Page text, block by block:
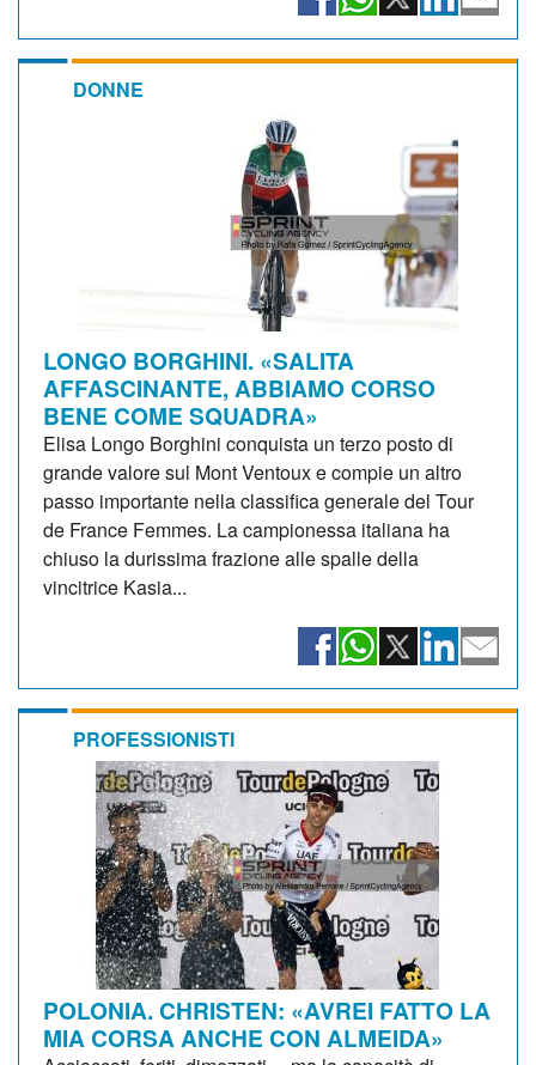
DONNE
LONGO BORGHINI. «SALITA
AFFASCINANTE, ABBIAMO CORSO
BENE COME SQUADRA»
Elisa Longo Borghini conquista un terzo posto di
grande valore sul Mont Ventoux e compie un altro
passo importante nella classifica generale del Tour
de France Femmes. La campionessa italiana ha
chiuso la durissima frazione alle spalle della
vincitrice Kasia...
PROFESSIONISTI
POLONIA. CHRISTEN: «AVREI FATTO LA
MIA CORSA ANCHE CON ALMEIDA»